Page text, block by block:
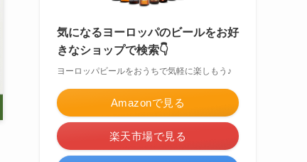
気になるヨーロッパのビールをお好
きなショップで検索👇
ヨーロッパビールをおうちで気軽に楽しもう♪
Amazonで見る
楽天市場で見る